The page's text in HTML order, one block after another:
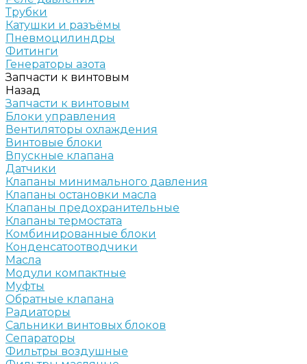
Трубки
Катушки и разъёмы
Пневмоцилиндры
Фитинги
Генераторы азота
Запчасти к винтовым
Назад
Запчасти к винтовым
Блоки управления
Вентиляторы охлаждения
Винтовые блоки
Впускные клапана
Датчики
Клапаны минимального давления
Клапаны остановки масла
Клапаны предохранительные
Клапаны термостата
Комбинированные блоки
Конденсатоотводчики
Масла
Модули компактные
Муфты
Обратные клапана
Радиаторы
Сальники винтовых блоков
Сепараторы
Фильтры воздушные